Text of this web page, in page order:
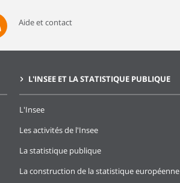
Aide et contact
L'INSEE ET LA STATISTIQUE PUBLIQUE
L'Insee
Les activités de l'Insee
La statistique publique
La construction de la statistique européenne